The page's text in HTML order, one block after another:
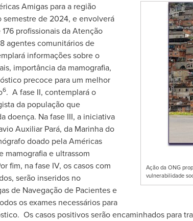
Ação da ONG
vulnerabilidade
Amigas para a região
de 2024, e envolverá
profissionais da Atenção
agentes comunitários de
informações sobre o
importância da mamografia,
precoce para um melhor
6. A fase II, contemplará o
da população que
doença. Na fase III, a iniciativa
Auxiliar Pará, da Marinha do
doado pela Américas
mamografia e ultrassom
fim, na fase IV, os casos com
serão inseridos no
de Navegação de Pacientes e
os exames necessários para
Os casos positivos serão encaminhados para